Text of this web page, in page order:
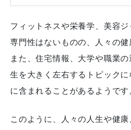
フィットネスや栄養学、美容
専門性はないものの、人々の健
また、住宅情報、大学や職業
生を大きく左右するトピック
に含まれることがあるようです
このように、人々の人生や健